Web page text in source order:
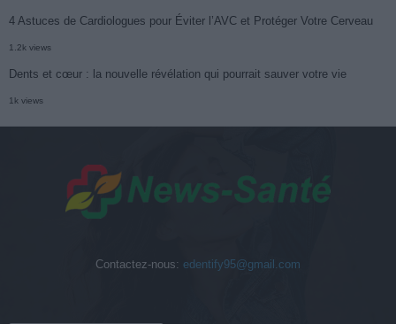
4 Astuces de Cardiologues pour Éviter l’AVC et Protéger Votre Cerveau
1.2k views
Dents et cœur : la nouvelle révélation qui pourrait sauver votre vie
1k views
Contactez-nous: edentify95@gmail.com